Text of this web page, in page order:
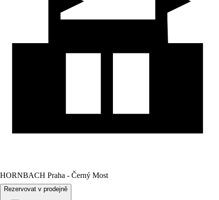
HORNBACH Praha - Černý Most
Rezervovat v prodejně